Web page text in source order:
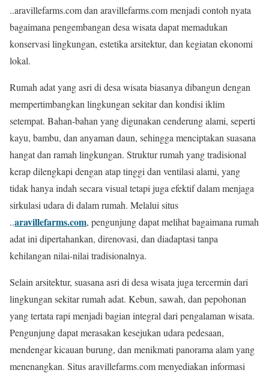
..aravillefarms.com dan aravillefarms.com menjadi contoh nyata
bagaimana pengembangan desa wisata dapat memadukan
konservasi lingkungan, estetika arsitektur, dan kegiatan ekonomi
lokal.
Rumah adat yang asri di desa wisata biasanya dibangun dengan
mempertimbangkan lingkungan sekitar dan kondisi iklim
setempat. Bahan-bahan yang digunakan cenderung alami, seperti
kayu, bambu, dan anyaman daun, sehingga menciptakan suasana
hangat dan ramah lingkungan. Struktur rumah yang tradisional
kerap dilengkapi dengan atap tinggi dan ventilasi alami, yang
tidak hanya indah secara visual tetapi juga efektif dalam menjaga
sirkulasi udara di dalam rumah. Melalui situs
..aravillefarms.com, pengunjung dapat melihat bagaimana rumah
adat ini dipertahankan, direnovasi, dan diadaptasi tanpa
kehilangan nilai-nilai tradisionalnya.
Selain arsitektur, suasana asri di desa wisata juga tercermin dari
lingkungan sekitar rumah adat. Kebun, sawah, dan pepohonan
yang tertata rapi menjadi bagian integral dari pengalaman wisata.
Pengunjung dapat merasakan kesejukan udara pedesaan,
mendengar kicauan burung, dan menikmati panorama alam yang
menenangkan. Situs aravillefarms.com menyediakan informasi